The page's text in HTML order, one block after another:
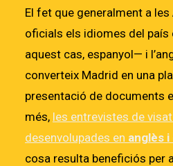
El fet que generalment a
oficials els idiomes del país
aquest cas, espanyol— i
converteix Madrid en una
presentació de documents
més, les entrevistes de
desenvolupades en anglès
cosa resulta beneficiós per